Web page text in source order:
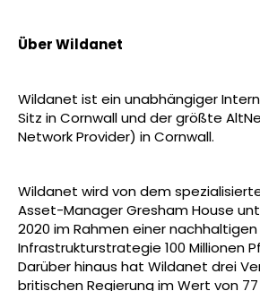
Über Wildanet
Wildanet ist ein unabhängiger
Sitz in Cornwall und der größte
Network Provider) in Cornwall.
Wildanet wird von dem
Asset-Manager Gresham House
2020 im Rahmen einer nachhaltigen
Infrastrukturstrategie 100 Millionen
Darüber hinaus hat Wildanet drei
britischen Regierung im Wert von